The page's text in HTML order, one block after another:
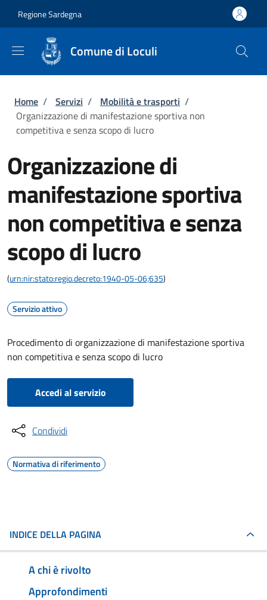
Regione Sardegna
Comune di Loculi
Briciole di pane
Home / Servizi / Mobilità e trasporti /
Organizzazione di manifestazione sportiva non
competitiva e senza scopo di lucro
Organizzazione di
manifestazione sportiva
non competitiva e senza
scopo di lucro
(urn:nir:stato:regio.decreto:1940-05-06;635)
Servizio attivo
Procedimento di organizzazione di manifestazione sportiva
non competitiva e senza scopo di lucro
Accedi al servizio
Condividi
Normativa di riferimento
INDICE DELLA PAGINA
A chi è rivolto
Approfondimenti